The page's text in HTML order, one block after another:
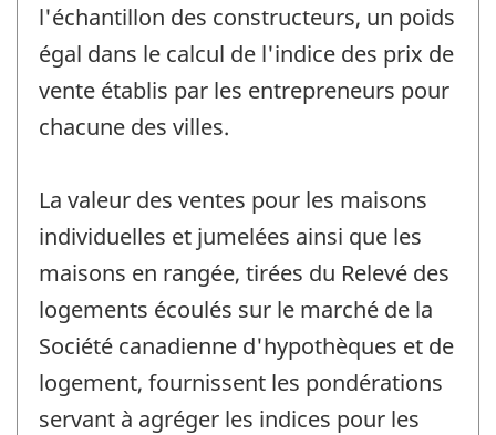
l'échantillon des constructeurs, un poids
égal dans le calcul de l'indice des prix de
vente établis par les entrepreneurs pour
chacune des villes.
La valeur des ventes pour les maisons
individuelles et jumelées ainsi que les
maisons en rangée, tirées du Relevé des
logements écoulés sur le marché de la
Société canadienne d'hypothèques et de
logement, fournissent les pondérations
servant à agréger les indices pour les